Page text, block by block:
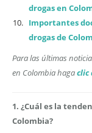
drogas en
Importantes
drogas de
Para las últimas
en Colombia hagaclic
1. ¿Cuál es la
Colombia?